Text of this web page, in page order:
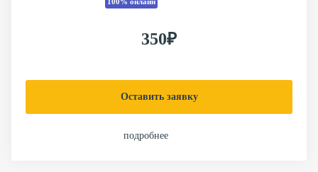
350₽
Оставить заявку
подробнее